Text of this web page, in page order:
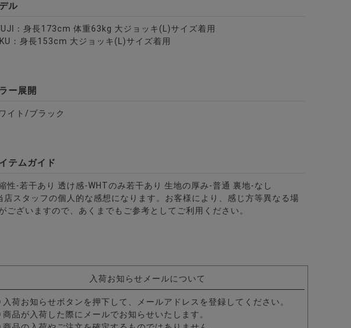
ーティ/デロリアン半袖Tシャツ/全4色
ーカー/全3色
ンホリゾンタルカラー7分袖カプリシャツ/全8色
ル
：身長173cm 体重63kg 大ジョッキ(L)サイズ着用
：身長153cm 大ジョッキ(L)サイズ着用
ー展開
イト/ブラック
テムガイド
性-若干あり 透け感-WHTのみ若干あり 生地の厚み-普通 裏地-なし
店スタッフの個人的な感想になります。お客様により、感じ方等異なる場
ございますので、あくまでもご参考としてご利用ください。
入荷お知らせメールについて
入荷お知らせボタンを押下して、メールアドレスを登録してください。
商品が入荷した際にメールでお知らせいたします。